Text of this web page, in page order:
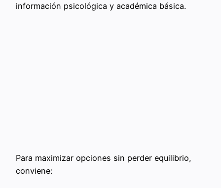
información psicológica y académica básica.
Para maximizar opciones sin perder equilibrio,
conviene: